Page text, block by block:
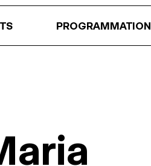
PROGRAMMATION